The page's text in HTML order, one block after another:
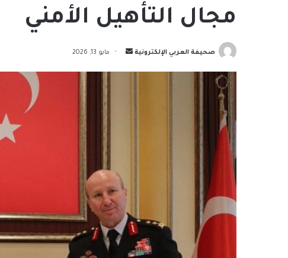
مجال التأهيل الأمني
صحيفة العربي الإلكترونية
أرسل مايو 13, 2026